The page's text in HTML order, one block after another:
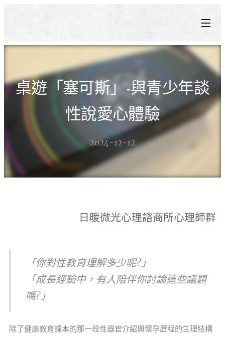
桌遊「塞可斯」-與青少年談
性說愛心體驗
2024-12-12
日暖微光心理諮商所心理師群
「你對性教育理解多少呢?」
「成長經驗中，有人陪伴你討論這些議題
嗎?」
除了健康教育課本的那一段性器官介紹與懷孕歷程的生理結構